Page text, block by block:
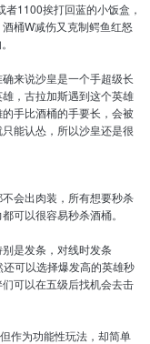
1100挨打回蓝的小饭盒，
桶W减伤又克制鳄鱼红怒
来说沙皇是一个手超级长
，古拉加斯遇到这个英雄
手比酒桶的手要长，会被
能认怂，所以沙皇还是很
会出肉装，所有想要秒杀
可以很容易秒杀酒桶。
是发条，对线时发条
可以选择爆发高的英雄秒
可以在五级后找机会去击
作为功能性玩法，却简单